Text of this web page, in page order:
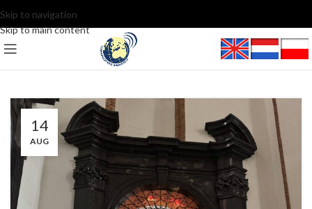
Skip to navigation
Skip to main content
14
AUG